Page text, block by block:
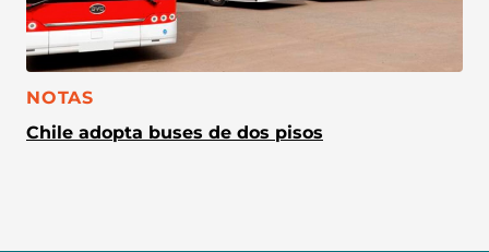
CATEGORÍA:
NOTAS
Chile adopta buses de dos pisos